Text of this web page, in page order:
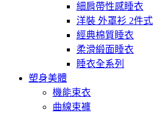
細肩帶性感睡衣
洋裝 外罩衫 2件式
經典棉質睡衣
柔滑緞面睡衣
睡衣全系列
塑身美體
機能束衣
曲線束褲